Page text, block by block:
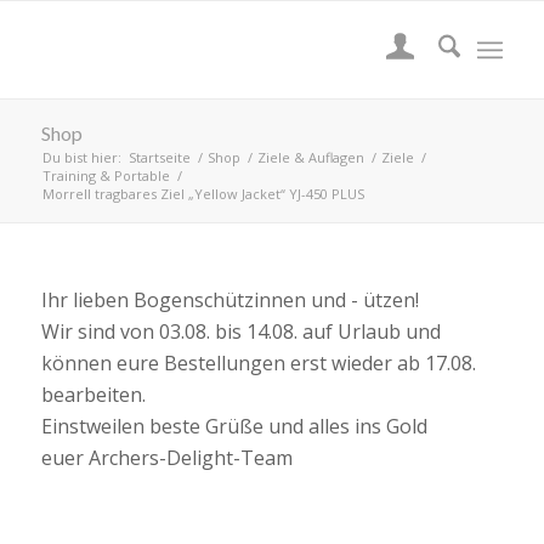
Shop
Du bist hier: Startseite / Shop / Ziele & Auflagen / Ziele /
Training & Portable /
Morrell tragbares Ziel „Yellow Jacket“ YJ-450 PLUS
Ihr lieben Bogenschützinnen und - ützen!
Wir sind von 03.08. bis 14.08. auf Urlaub und
können eure Bestellungen erst wieder ab 17.08.
bearbeiten.
Einstweilen beste Grüße und alles ins Gold
euer Archers-Delight-Team